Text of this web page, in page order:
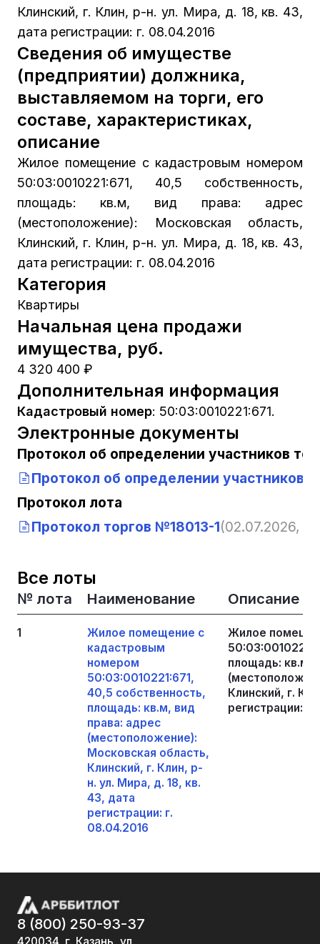
Клинский, г. Клин, р-н. ул. Мира, д. 18, кв. 43,
дата регистрации: г. 08.04.2016
Сведения об имуществе
(предприятии) должника,
выставляемом на торги, его
составе, характеристиках,
описание
Жилое помещение с кадастровым номером
50:03:0010221:671, 40,5 собственность,
площадь: кв.м, вид права: адрес
(местоположение): Московская область,
Клинский, г. Клин, р-н. ул. Мира, д. 18, кв. 43,
дата регистрации: г. 08.04.2016
Категория
Квартиры
Начальная цена продажи
имущества, руб.
4 320 400 ₽
Дополнительная информация
Кадастровый номер: 50:03:0010221:671.
Электронные документы
Протокол об определении участников
Протокол об определении участников
Протокол лота
Протокол торгов №18013-1(02.07.2026,
Все лоты
№ лота Наименование Описание
1
Жилое помещение с
кадастровым
номером
50:03:0010221:671,
40,5 собственность,
площадь: кв.м, вид
права: адрес
(местоположение):
Московская область,
Клинский, г. Клин, р-
н. ул. Мира, д. 18, кв.
43, дата
регистрации: г.
08.04.2016
Жилое
площадь: кв.м,
Клинский, г.
регистрации: г.
8 (800) 250-93-37